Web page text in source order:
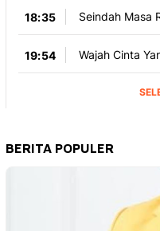
BERITA POPULER